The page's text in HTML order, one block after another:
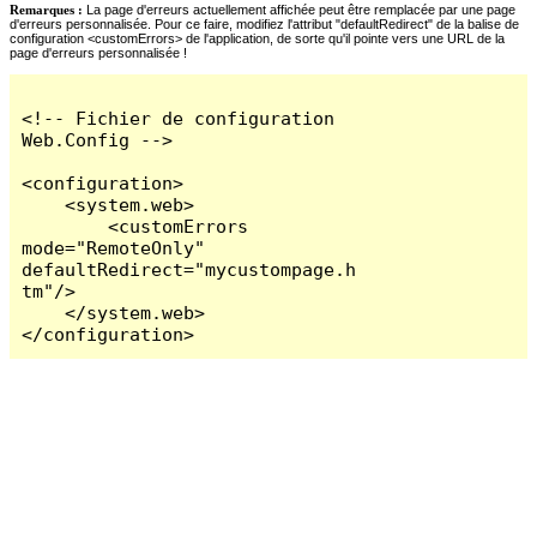
Remarques : La page d'erreurs actuellement affichée peut être remplacée par une page
d'erreurs personnalisée. Pour ce faire, modifiez l'attribut "defaultRedirect" de la balise de
configuration <customErrors> de l'application, de sorte qu'il pointe vers une URL de la
page d'erreurs personnalisée !
<!-- Fichier de configuration
Web.Config -->
<configuration>
    <system.web>
        <customErrors
mode="RemoteOnly"
defaultRedirect="mycustompage.h
tm"/>
    </system.web>
</configuration>